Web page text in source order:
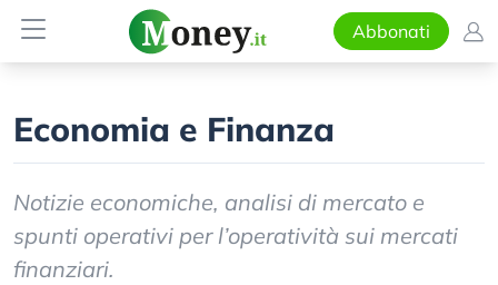
Abbonati
Economia e Finanza
Notizie economiche, analisi di mercato e
spunti operativi per l’operatività sui mercati
finanziari.